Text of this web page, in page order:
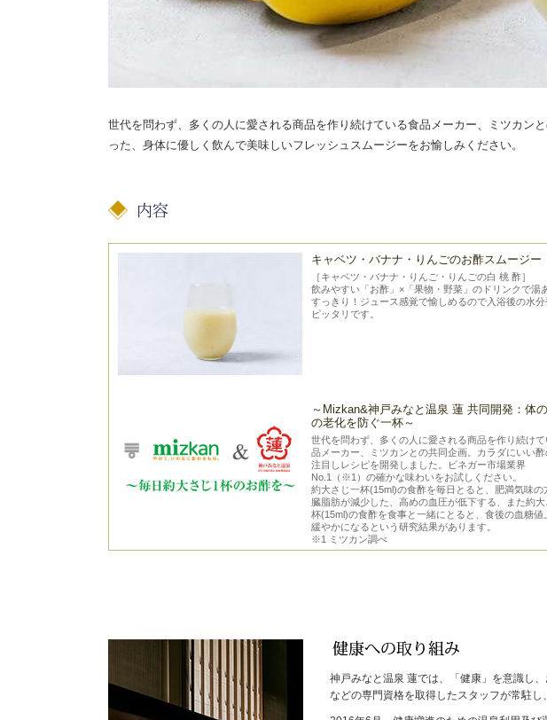
世代を問わず、多くの人に愛される商品を作り続けている食品メーカー、ミツカン
った、身体に優しく飲んで美味しいフレッシュスムージーをお愉しみください。
キャベツ・バナナ・りんごのお酢スムージー
［キャベツ・バナナ・りんご・りんごの白 桃 酢］
飲みやすい「お酢」×「果物・野菜」のドリンクで湯
すっきり！ジュース感覚で愉しめるので入浴後の水分
ピッタリです。
～Mizkan&神戸みなと温泉 蓮 共同開発：体
の老化を防ぐ一杯～
世代を問わず、多くの人に愛される商品を作り続け
品メーカー、ミツカンとの共同企画。カラダにいい酢
注目しレシピを開発しました。ビネガー市場業界
No.1（※1）の確かな味わいをお試しください。
約大さじ一杯(15ml)の食酢を毎日とると、肥満気味の
臓脂肪が減少した、高めの血圧が低下する、また約
杯(15ml)の食酢を食事と一緒にとると、食後の血糖値
緩やかになるという研究結果があります。
※1 ミツカン調べ
神戸みなと温泉 蓮では、「健康」を意識し
などの専門資格を取得したスタッフが常駐